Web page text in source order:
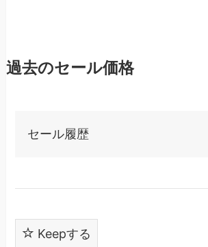
過去のセール価格
セール履歴
Keepする